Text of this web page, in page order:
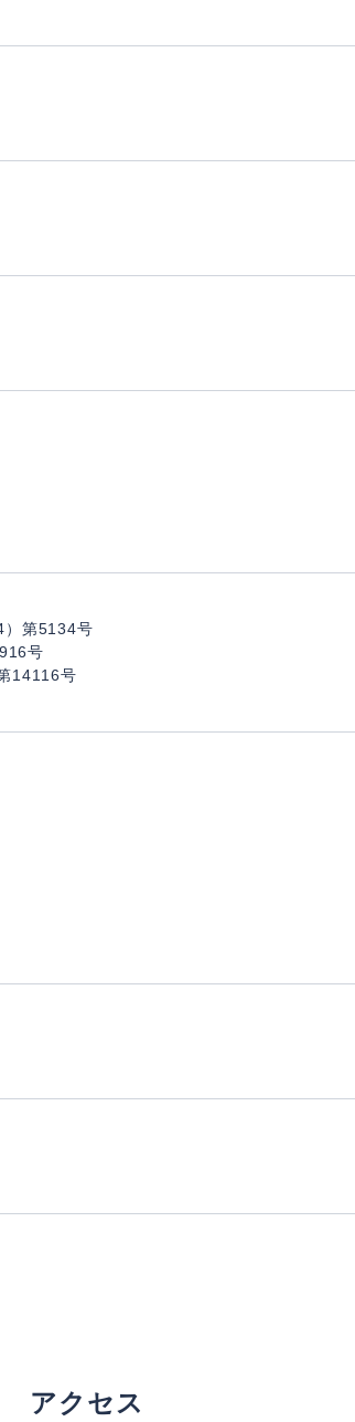
第5134号
号
14116号
アクセス